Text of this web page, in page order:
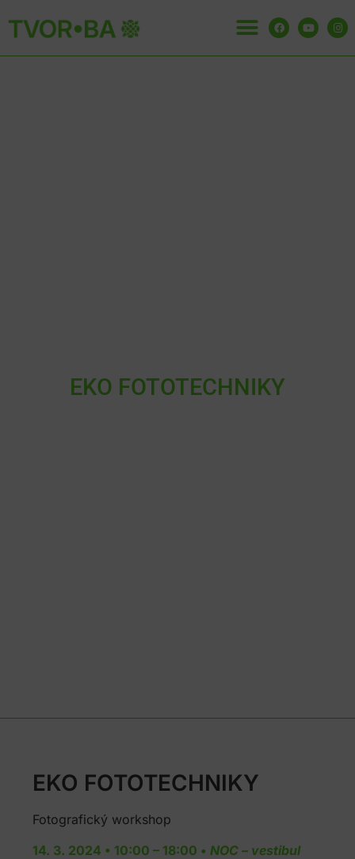
EKO FOTOTECHNIKY
EKO FOTOTECHNIKY
Fotografický workshop
14. 3. 2024 • 10:00 – 18:00 •NOC – vestibul